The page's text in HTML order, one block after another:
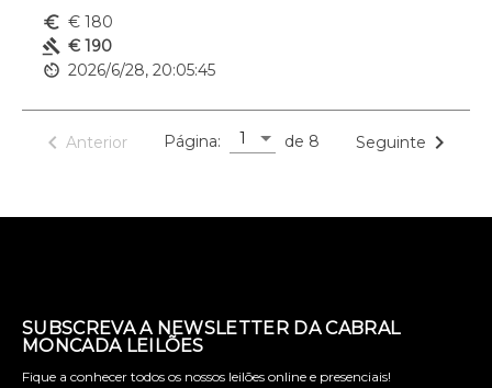
euro_symbol € 180
gavel € 190
av_timer 2026/6/28, 20:05:45
navigate_before Anterior Página: 1 de 8 Seguinte navigate_next
SUBSCREVA A NEWSLETTER DA CABRAL
MONCADA LEILÕES
Fique a conhecer todos os nossos leilões online e presenciais!